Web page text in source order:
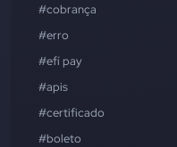
#cobrança
#erro
#efí pay
#apis
#certificado
#boleto